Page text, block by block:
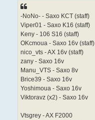
-NoNo- - Saxo KCT (staff)
Viper01 - Saxo K16 (staff)
Keny - 106 S16 (staff)
OKcmoua - Saxo 16v (staff)
nico_vts - AX 16v (staff)
zany - Saxo 16v
Manu_VTS - Saxo 8v
Brice39 - Saxo 16v
Yoshimoua - Saxo 16v
Viktoravz (x2) - Saxo 16v
Vtsgrey - AX F2000